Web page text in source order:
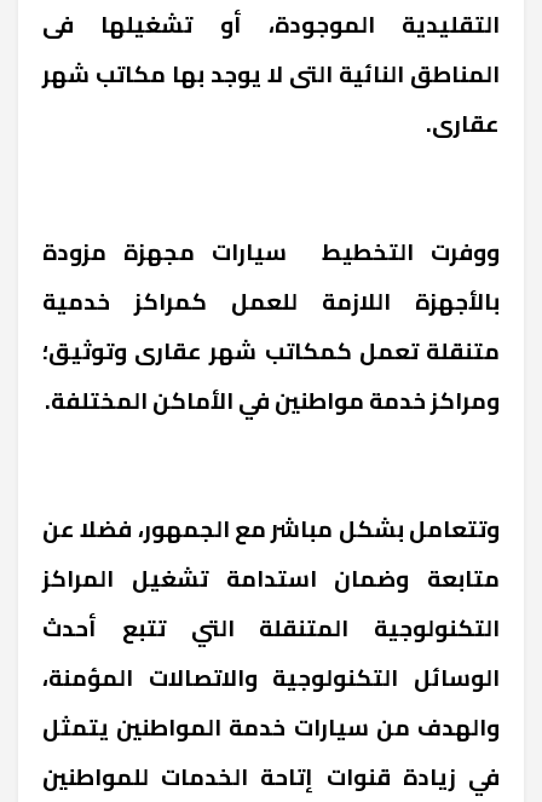
التقليدية الموجودة، أو تشغيلها فى
المناطق النائية التى لا يوجد بها مكاتب شهر
عقارى.
ووفرت التخطيط سيارات مجهزة مزودة
بالأجهزة اللازمة للعمل كمراكز خدمية
متنقلة تعمل كمكاتب شهر عقارى وتوثيق؛
ومراكز خدمة مواطنين في الأماكن المختلفة.
وتتعامل بشكل مباشر مع الجمهور، فضلا عن
متابعة وضمان استدامة تشغيل المراكز
التكنولوجية المتنقلة التي تتبع أحدث
الوسائل التكنولوجية والاتصالات المؤمنة،
والهدف من سيارات خدمة المواطنين يتمثل
في زيادة قنوات إتاحة الخدمات للمواطنين